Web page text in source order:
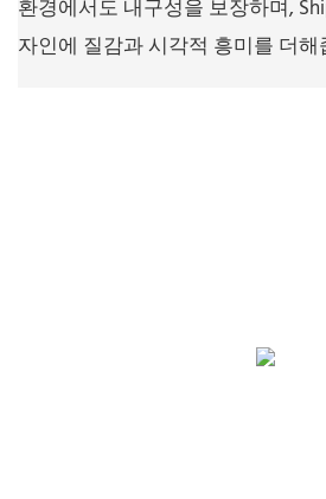
환경에서도 내구성을 보장하며,
자인에 질감과 시각적 흥미를 더해